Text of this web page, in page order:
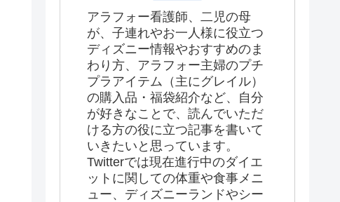
アラフォー看護師、二児の母
が、子連れやお一人様に役立つ
ディズニー情報やおすすめのま
わり方、アラフォー主婦のプチ
プラアイテム（主にグレイル）
の購入品・福袋紹介など、自分
が好きなことで、読んでいただ
ける方の役に立つ記事を書いて
いきたいと思っています。
Twitterでは現在進行中のダイエ
ットに関しての体重や食事メニ
ュー、ディズニーランドやシー